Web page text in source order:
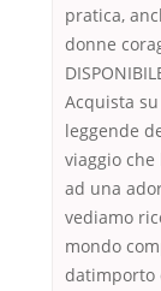
pratica,
donne
Acquista
leggende
viaggio
ad una
vediamo
mondo
datimporto